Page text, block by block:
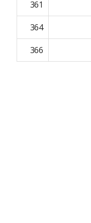
361
364
366